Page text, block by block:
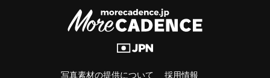
写真素材の提供について 採用情報